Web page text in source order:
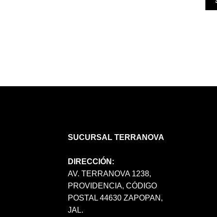
SUCURSAL TERRANOVA
DIRECCIÓN:
AV. TERRANOVA 1238,
PROVIDENCIA, CÓDIGO
POSTAL 44630 ZAPOPAN,
JAL.